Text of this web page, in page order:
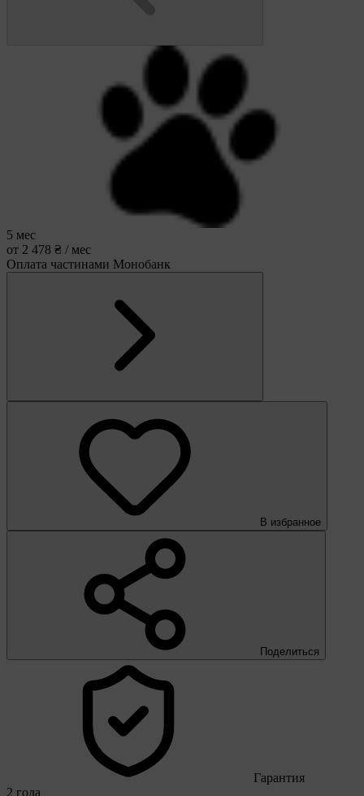
5 мес
от 2 478 ₴ / мес
Оплата частинами Монобанк
В избранное
Поделиться
Гарантия
2 года